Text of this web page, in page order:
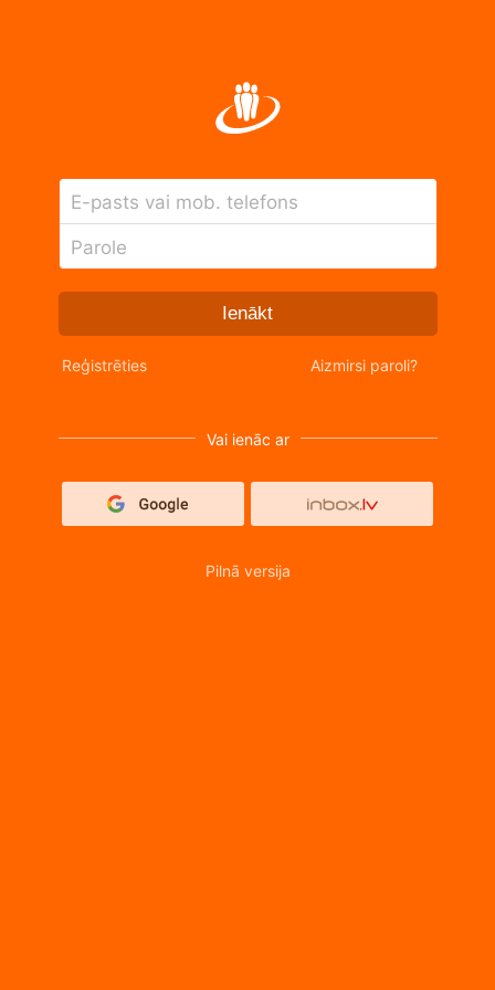
E-pasts vai mob. telefons
Parole
Ienākt
Reģistrēties Aizmirsi paroli?
Vai ienāc ar
Pilnā versija